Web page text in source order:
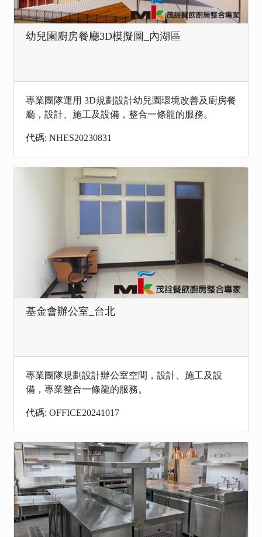
幼兒園廚房餐廳3D模擬圖_內湖區
專業團隊運用 3D規劃設計幼兒園環境改善及廚房餐
廳，設計、施工及設備，整合一條龍的服務。
代碼: NHES20230831
基金會辦公室_台北
專業團隊規劃設計辦公室空間，設計、施工及設
備，專業整合一條龍的服務。
代碼: OFFICE20241017